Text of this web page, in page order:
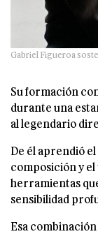
Gabriel Figueroa
Su formación
durante una
al legendario
De él aprendió
composición y
herramientas
sensibilidad
Esa